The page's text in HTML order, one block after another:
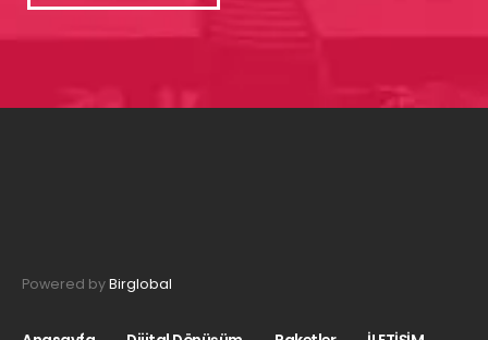
Powered byBirglobal